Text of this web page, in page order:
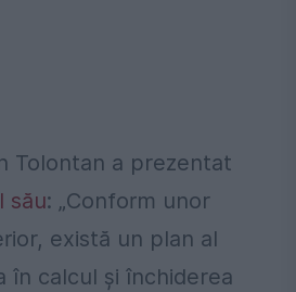
Tolontan a prezentat
său: „Conform unor
există un plan al
în calcul și închiderea